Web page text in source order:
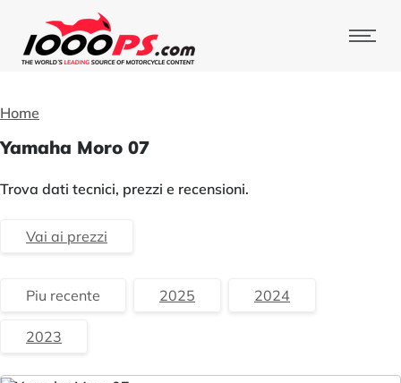
Home
Yamaha Moro 07
Trova dati tecnici, prezzi e recensioni.
Vai ai prezzi
Piu recente 2025 2024
2023